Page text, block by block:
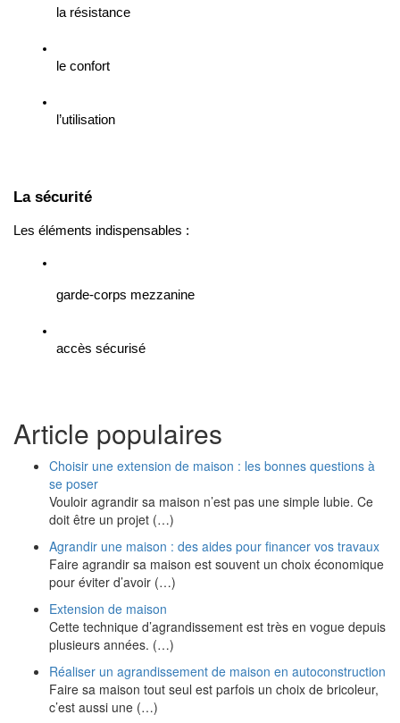
la résistance
le confort
l’utilisation
La sécurité
Les éléments indispensables :
garde-corps mezzanine
accès sécurisé
Article populaires
Choisir une extension de maison : les bonnes questions à
se poser
Vouloir agrandir sa maison n’est pas une simple lubie. Ce
doit être un projet (…)
Agrandir une maison : des aides pour financer vos travaux
Faire agrandir sa maison est souvent un choix économique
pour éviter d’avoir (…)
Extension de maison
Cette technique d’agrandissement est très en vogue depuis
plusieurs années. (…)
Réaliser un agrandissement de maison en autoconstruction
Faire sa maison tout seul est parfois un choix de bricoleur,
c’est aussi une (…)